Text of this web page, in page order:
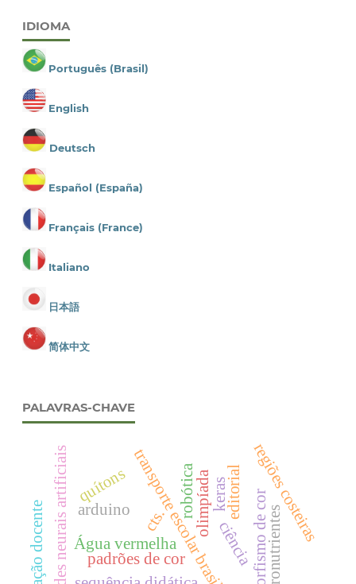
IDIOMA
Português (Brasil)
English
Deutsch
Español (España)
Français (France)
Italiano
日本語
简体中文
PALAVRAS-CHAVE
editorial
olimpíada
transporte escolar brasileiro
padrões de cor
quítons regiões costeiras
robótica
redes neurais artificiais keras
formação docente cts.
Água vermelha ciência macronutrientes
arduino